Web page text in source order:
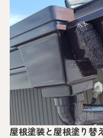
屋根塗装と屋根塗り替